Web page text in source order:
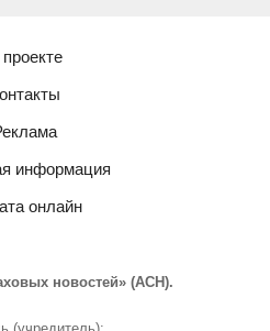
информация
онлайн
новостей» (АСН).